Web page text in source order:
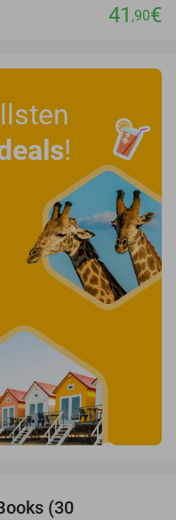
41 ,90€
!
(30